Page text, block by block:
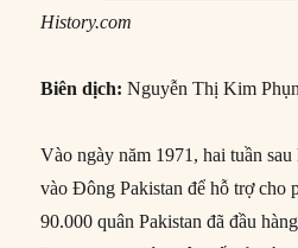
History.com
Biên dịch: Nguyễn Thị Kim
Vào ngày năm 1971, hai tuần
vào Đông Pakistan để hỗ trợ cho
90.000 quân Pakistan đã đầu